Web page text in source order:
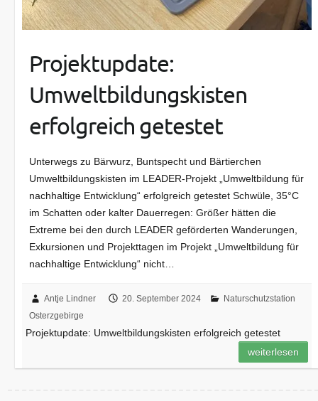
Projektupdate:
Umweltbildungskisten
erfolgreich getestet
Unterwegs zu Bärwurz, Buntspecht und Bärtierchen
Umweltbildungskisten im LEADER-Projekt „Umweltbildung für
nachhaltige Entwicklung“ erfolgreich getestet Schwüle, 35°C
im Schatten oder kalter Dauerregen: Größer hätten die
Extreme bei den durch LEADER geförderten Wanderungen,
Exkursionen und Projekttagen im Projekt „Umweltbildung für
nachhaltige Entwicklung“ nicht…
Antje Lindner 20. September 2024
Naturschutzstation
Osterzgebirge
Projektupdate: Umweltbildungskisten erfolgreich getestet
weiterlesen